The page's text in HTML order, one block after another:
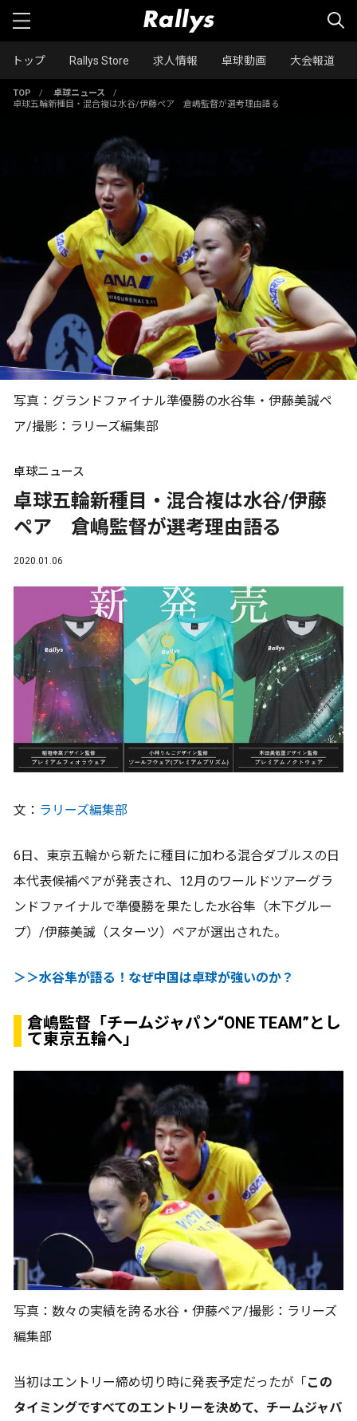
トップ Rallys Store 求人情報 卓球動画 大会報道
TOP / 卓球ニュース
/
卓球五輪新種目・混合複は水谷/伊藤ペア 倉嶋監督が選考理由語る
写真：グランドファイナル準優勝の水谷隼・伊藤美誠ペ
ア/撮影：ラリーズ編集部
卓球ニュース
卓球五輪新種目・混合複は水谷/伊藤
ペア 倉嶋監督が選考理由語る
2020.01.06
文： ラリーズ編集部
6日、東京五輪から新たに種目に加わる混合ダブルスの日
本代表候補ペアが発表され、12月のワールドツアーグラ
ンドファイナルで準優勝を果たした水谷隼（木下グルー
プ）/伊藤美誠（スターツ）ペアが選出された。
＞＞水谷隼が語る！なぜ中国は卓球が強いのか？
倉嶋監督「チームジャパン“ONE TEAM”とし
て東京五輪へ」
写真：数々の実績を誇る水谷・伊藤ペア/撮影：ラリーズ
編集部
当初はエントリー締め切り時に発表予定だったが「この
タイミングですべてのエントリーを決めて、チームジャパ